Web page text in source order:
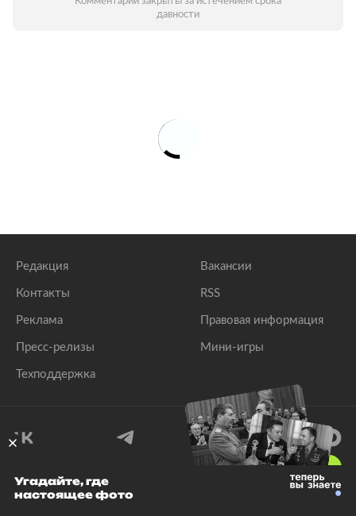
давности
Редакция
Контакты
Реклама
Пресс-релизы
Техподдержка
Вакансии
RSS
Правовая информация
Мини-игры
© 1999–2026 Все права защищены.
Угадайте, где
настоящее фото